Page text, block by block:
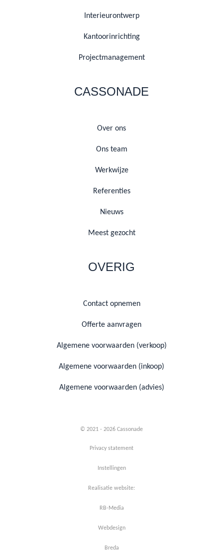
Interieurontwerp
Kantoorinrichting
Projectmanagement
CASSONADE
Over ons
Ons team
Werkwijze
Referenties
Nieuws
Meest gezocht
OVERIG
Contact opnemen
Offerte aanvragen
Algemene voorwaarden (verkoop)
Algemene voorwaarden (inkoop)
Algemene voorwaarden (advies)
© 2021 - 2026 Cassonade
Privacy statement
Instellingen
Realisatie website:
RB-Media
Webdesign
Breda